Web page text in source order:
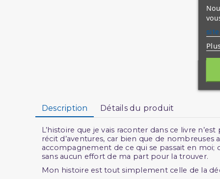
Description Détails du produit
L’histoire que je vais raconter dans ce livre
récit d’aventures, car bien que de
accompagnement de ce qui se passait en moi;
sans aucun effort de ma part pour la trouver.
Mon histoire est tout simplement celle de la